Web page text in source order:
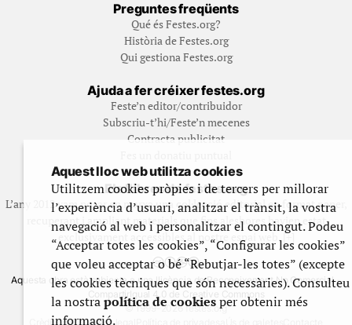
Preguntes freqüents
Qué és Festes.org?
Història de Festes.org
Qui gestiona Festes.org
Ajuda a fer créixer festes.org
Feste’n editor/contribuidor
Subscriu-t’hi/Feste’n mecenes
Contracta publicitat
Els llibres de festes.org
L’any 2012 vam posar en marxa una col·lecció editorial en format paper,
recuperant i ampliant materials que fins aleshores havien estat
exclusivament accessibles al nostre espai web. [+]
Aquesta obra està subjecta a una llicència de Reconeixement No Comercial -
CompartirIgual 4.0 de Creative Commons
© 1999-2026 festes.org
Crèdits del webAvís legal
Aquest lloc web utilitza cookies
Utilitzem cookies pròpies i de tercers per millorar
l’experiència d’usuari, analitzar el trànsit, la vostra
navegació al web i personalitzar el contingut. Podeu
“Acceptar totes les cookies”, “Configurar les cookies”
que voleu acceptar o bé “Rebutjar-les totes” (excepte
les cookies tècniques que són necessàries). Consulteu
la nostrapolítica de cookiesper obtenir més
informació.